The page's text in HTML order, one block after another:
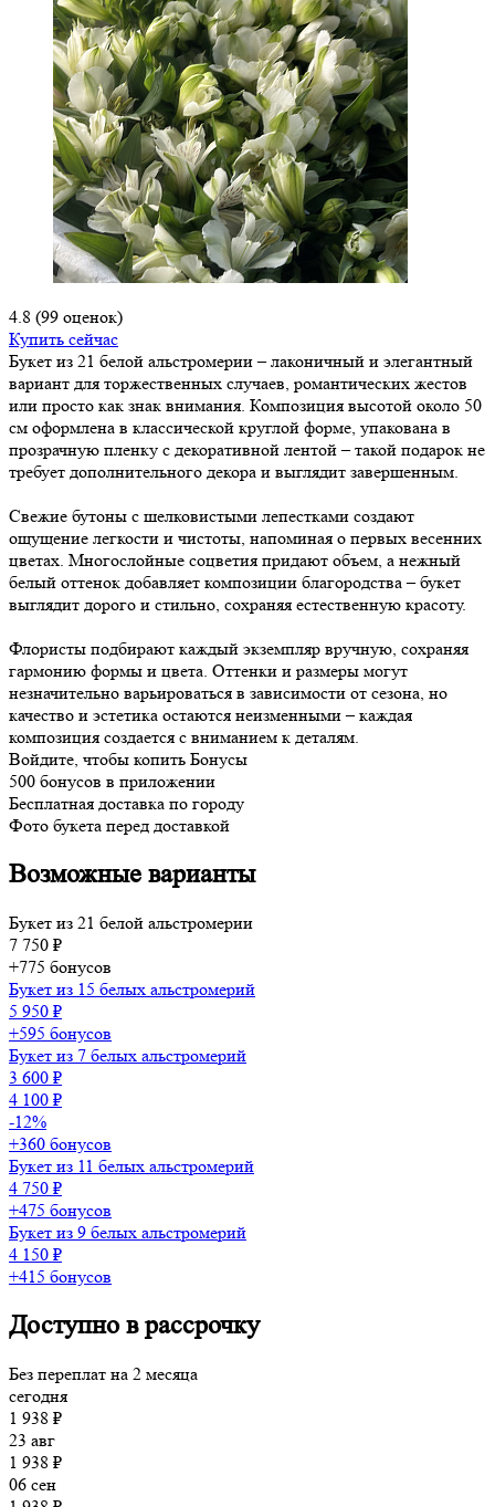
4.8 (99 оценок)
Купить сейчас
Букет из 21 белой альстромерии – лаконичный и элегантный
вариант для торжественных случаев, романтических жестов
или просто как знак внимания. Композиция высотой около 50
см оформлена в классической круглой форме, упакована в
прозрачную пленку с декоративной лентой – такой подарок не
требует дополнительного декора и выглядит завершенным.
Свежие бутоны с шелковистыми лепестками создают
ощущение легкости и чистоты, напоминая о первых весенних
цветах. Многослойные соцветия придают объем, а нежный
белый оттенок добавляет композиции благородства – букет
выглядит дорого и стильно, сохраняя естественную красоту.
Флористы подбирают каждый экземпляр вручную, сохраняя
гармонию формы и цвета. Оттенки и размеры могут
незначительно варьироваться в зависимости от сезона, но
качество и эстетика остаются неизменными – каждая
композиция создается с вниманием к деталям.
Войдите, чтобы копить Бонусы
500 бонусов в приложении
Бесплатная доставка по городу
Фото букета перед доставкой
Возможные варианты
Букет из 21 белой альстромерии
7 750 ₽
+775 бонусов
Букет из 15 белых альстромерий
5 950 ₽
+595 бонусов
Букет из 7 белых альстромерий
3 600 ₽
4 100 ₽
-12%
+360 бонусов
Букет из 11 белых альстромерий
4 750 ₽
+475 бонусов
Букет из 9 белых альстромерий
4 150 ₽
+415 бонусов
Доступно в рассрочку
Без переплат на 2 месяца
сегодня
1 938 ₽
23 авг
1 938 ₽
06 сен